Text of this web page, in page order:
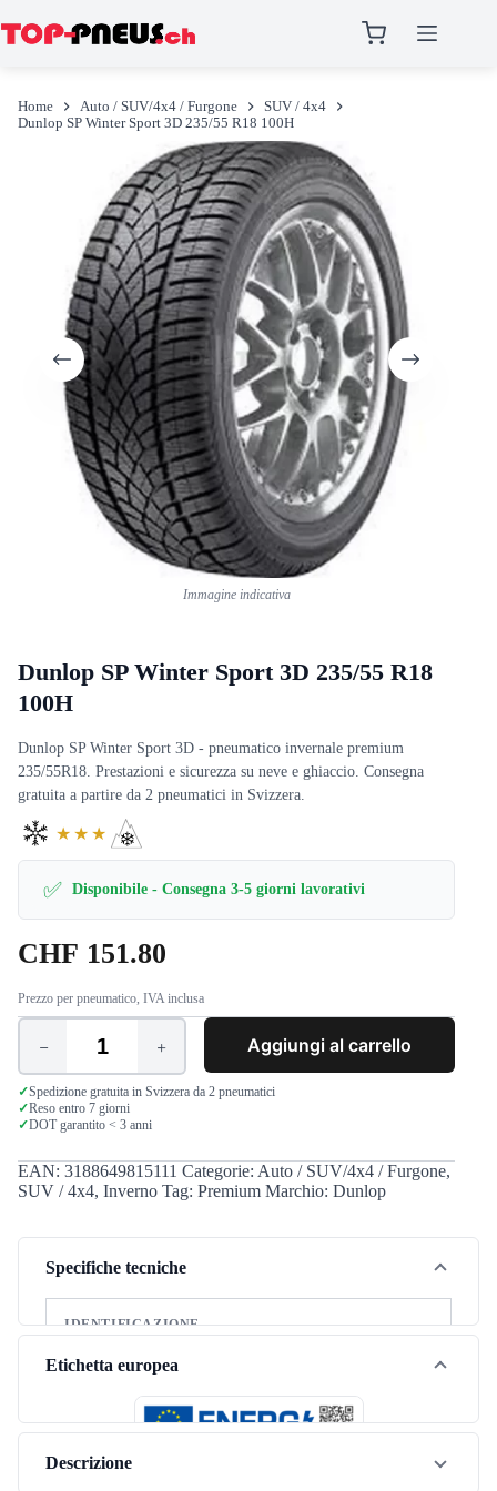
contenuto
Home Auto / SUV/4x4 / Furgone
SUV / 4x4
Dunlop SP Winter Sport 3D 235/55 R18 100H
Immagine indicativa
Dunlop SP Winter Sport 3D 235/55 R18
100H
Dunlop SP Winter Sport 3D - pneumatico invernale premium
235/55R18. Prestazioni e sicurezza su neve e ghiaccio. Consegna
gratuita a partire da 2 pneumatici in Svizzera.
★★★
✅ Disponibile - Consegna 3-5 giorni lavorativi
CHF 151.80
Prezzo per pneumatico, IVA inclusa
Dunlop
SP
Winter
Sport
3D
R18
100H
Aggiungi al carrello
✓Spedizione gratuita in Svizzera da 2 pneumatici
✓Reso entro 7 giorni
✓DOT garantito < 3 anni
EAN: 3188649815111 Categorie: Auto / SUV/4x4 / Furgone,
SUV / 4x4, Inverno Tag: Premium Marchio: Dunlop
Specifiche tecniche
IDENTIFICAZIONE
Marca
SP Winter Sport 3D
Stagione Inverno
Tipo di veicolo
Etichetta europea
Descrizione